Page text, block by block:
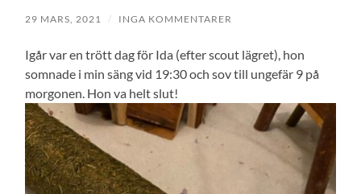
29 MARS, 2021 / INGA KOMMENTARER
Igår var en trött dag för Ida (efter scout lägret), hon
somnade i min säng vid 19:30 och sov till ungefär 9 på
morgonen. Hon va helt slut!